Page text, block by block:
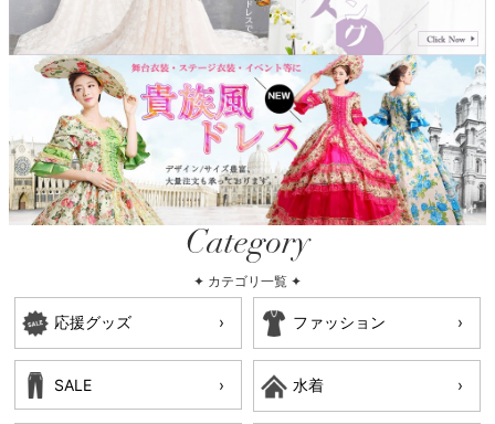
Category
✦ カテゴリ一覧 ✦
応援グッズ ファッション
SALE 水着